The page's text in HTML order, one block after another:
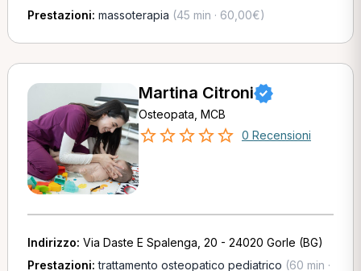
Prestazioni: massoterapia (45 min · 60,00€)
Martina Citroni
Osteopata, MCB
0 Recensioni
Indirizzo: Via Daste E Spalenga, 20 - 24020 Gorle (BG)
Prestazioni:trattamento osteopatico pediatrico (60 min ·